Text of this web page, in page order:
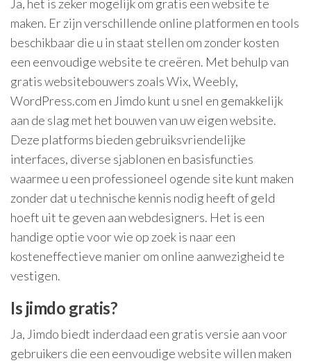
Ja, het is zeker mogelijk om gratis een website te
maken. Er zijn verschillende online platformen en tools
beschikbaar die u in staat stellen om zonder kosten
een eenvoudige website te creëren. Met behulp van
gratis websitebouwers zoals Wix, Weebly,
WordPress.com en Jimdo kunt u snel en gemakkelijk
aan de slag met het bouwen van uw eigen website.
Deze platforms bieden gebruiksvriendelijke
interfaces, diverse sjablonen en basisfuncties
waarmee u een professioneel ogende site kunt maken
zonder dat u technische kennis nodig heeft of geld
hoeft uit te geven aan webdesigners. Het is een
handige optie voor wie op zoek is naar een
kosteneffectieve manier om online aanwezigheid te
vestigen.
Is jimdo gratis?
Ja, Jimdo biedt inderdaad een gratis versie aan voor
gebruikers die een eenvoudige website willen maken